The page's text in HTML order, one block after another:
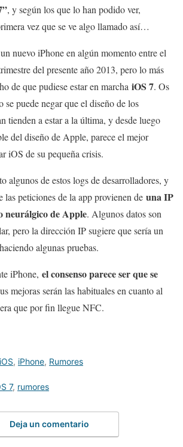
, y según los que lo han podido ver,
vez que se ve algo llamado así…
nuevo iPhone en algún momento entre el
del presente año 2013, pero lo más
de que pudiese estar en marcha iOS 7. Os
se puede negar que el diseño de los
tienden a estar a la última, y desde luego
del diseño de Apple, parece el mejor
iOS de su pequeña crisis.
algunos de estos logs de desarrolladores, y
las peticiones de la app provienen de una IP
neurálgico de Apple. Algunos datos son
pero la dirección IP sugiere que sería un
algunas pruebas.
iPhone, el consenso parece ser que se
mejoras serán las habituales en cuanto al
que por fin llegue NFC.
iOS, iPhone, Rumores
7, rumores
Deja un comentario